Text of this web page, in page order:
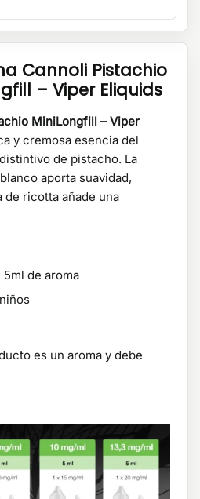
Cannoli Pistachio
– Viper Eliquids
MiniLongfill – Viper
y cremosa esencia del
de pistacho. La
aporta suavidad,
de ricotta añade una
5ml de aroma
es un aroma y debe